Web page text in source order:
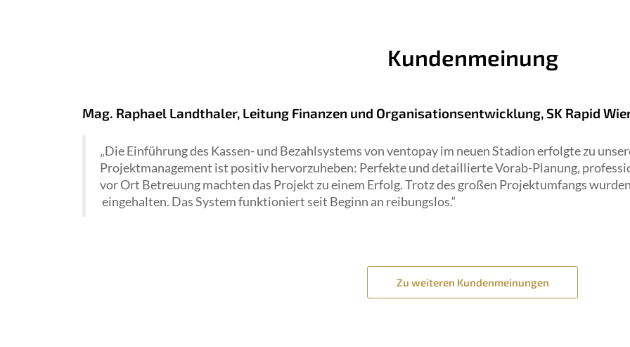
Kundenmeinung
Mag. Raphael Landthaler, Leitung Finanzen und Organisationsentwicklung, SK Rapid
„Die Einführung des Kassen- und Bezahlsystems von ventopay im neuen Stadion erfolgte zu
Projektmanagement ist positiv hervorzuheben: Perfekte und detaillierte Vorab-Planung,
vor Ort Betreuung machten das Projekt zu einem Erfolg. Trotz des großen Projektumfangs
eingehalten. Das System funktioniert seit Beginn an reibungslos.“
Zu weiteren Kundenmeinungen